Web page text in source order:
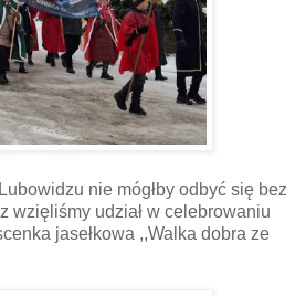
nie mógłby odbyć się bez
wzięliśmy udział w celebrowaniu
jasełkowa ,,Walka dobra ze